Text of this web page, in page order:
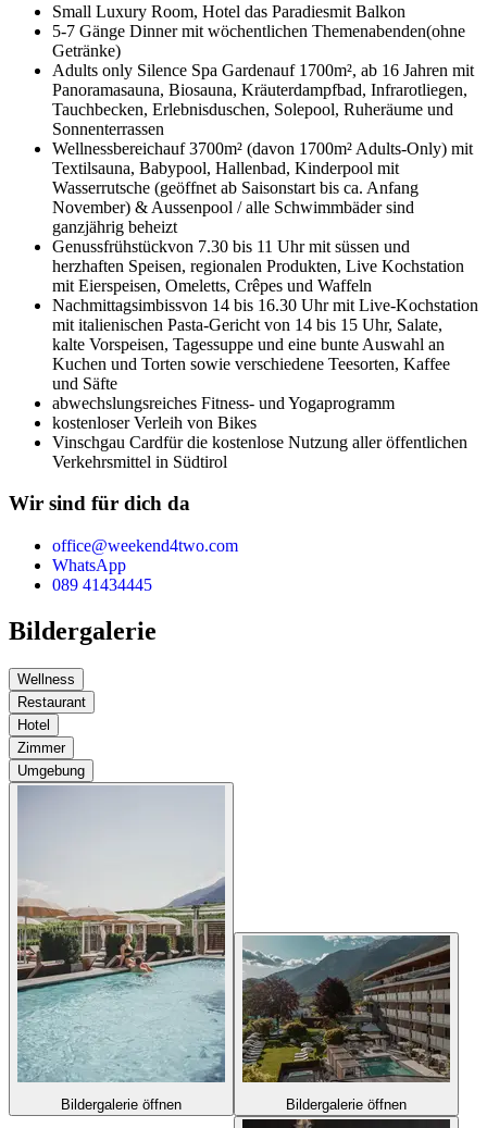
Small Luxury Room, Hotel das Paradiesmit Balkon
5-7 Gänge Dinner mit wöchentlichen Themenabenden(ohne
Getränke)
Adults only Silence Spa Gardenauf 1700m², ab 16 Jahren mit
Panoramasauna, Biosauna, Kräuterdampfbad, Infrarotliegen,
Tauchbecken, Erlebnisduschen, Solepool, Ruheräume und
Sonnenterrassen
Wellnessbereichauf 3700m² (davon 1700m² Adults-Only) mit
Textilsauna, Babypool, Hallenbad, Kinderpool mit
Wasserrutsche (geöffnet ab Saisonstart bis ca. Anfang
November) & Aussenpool / alle Schwimmbäder sind
ganzjährig beheizt
Genussfrühstückvon 7.30 bis 11 Uhr mit süssen und
herzhaften Speisen, regionalen Produkten, Live Kochstation
mit Eierspeisen, Omeletts, Crêpes und Waffeln
Nachmittagsimbissvon 14 bis 16.30 Uhr mit Live-Kochstation
mit italienischen Pasta-Gericht von 14 bis 15 Uhr, Salate,
kalte Vorspeisen, Tagessuppe und eine bunte Auswahl an
Kuchen und Torten sowie verschiedene Teesorten, Kaffee
und Säfte
abwechslungsreiches Fitness- und Yogaprogramm
kostenloser Verleih von Bikes
Vinschgau Cardfür die kostenlose Nutzung aller öffentlichen
Verkehrsmittel in Südtirol
Wir sind für dich da
office@weekend4two.com
WhatsApp
089 41434445
Bildergalerie
Wellness
Restaurant
Hotel
Zimmer
Umgebung
Bildergalerie öffnen Bildergalerie öffnen